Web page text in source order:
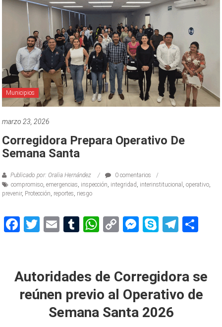
Municipios
marzo 23, 2026
Corregidora Prepara Operativo De
Semana Santa
Publicado por: Oralia Hernández
0 comentarios
compromiso ,emergencias inspección integridad interinstitucional ,operativo
prevenir, Protección reportes riesgo
Facebook
Twitter
EmailTumblr
WhatsApp
CopyMessenger
Skype
Autoridades de Corregidora se
reúnen previo al Operativo de
Semana Santa 2026